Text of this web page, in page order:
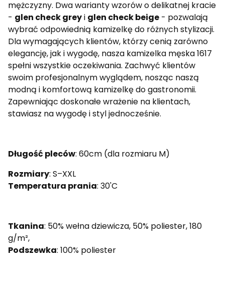
mężczyzny. Dwa warianty wzorów o delikatnej kracie
- glen check greyi glen check beige - pozwalają
wybrać odpowiednią kamizelkę do różnych stylizacji.
Dla wymagających klientów, którzy cenią zarówno
elegancję, jak i wygodę, nasza kamizelka męska 1617
spełni wszystkie oczekiwania. Zachwyć klientów
swoim profesjonalnym wyglądem, nosząc naszą
modną i komfortową kamizelkę do gastronomii.
Zapewniając doskonałe wrażenie na klientach,
stawiasz na wygodę i styl jednocześnie.
Długość pleców: 60cm (dla rozmiaru M)
Rozmiary: S–XXL
Temperatura prania: 30'C
Tkanina: 50% wełna dziewicza, 50% poliester, 180
g/m²,
Podszewka: 100% poliester